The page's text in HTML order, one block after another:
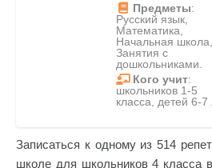
Предметы:
Русский язык,
Математика,
Начальная школа,
Занятия с
дошкольниками.
Кого учит:
школьников 1-5
класса, детей 6-7
Записаться к одному из 514
школе для школьников 4 класса